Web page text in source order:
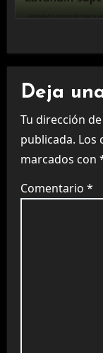
Deja
Tu dirección
publicada. Los
marcados con
Comentario *